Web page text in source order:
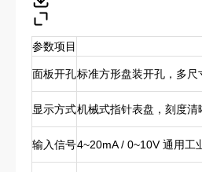
参数项目
面板开孔标准方形盘装开孔，多尺
显示方式机械式指针表盘，刻度清
输入信号4~20mA / 0~10V 通用工